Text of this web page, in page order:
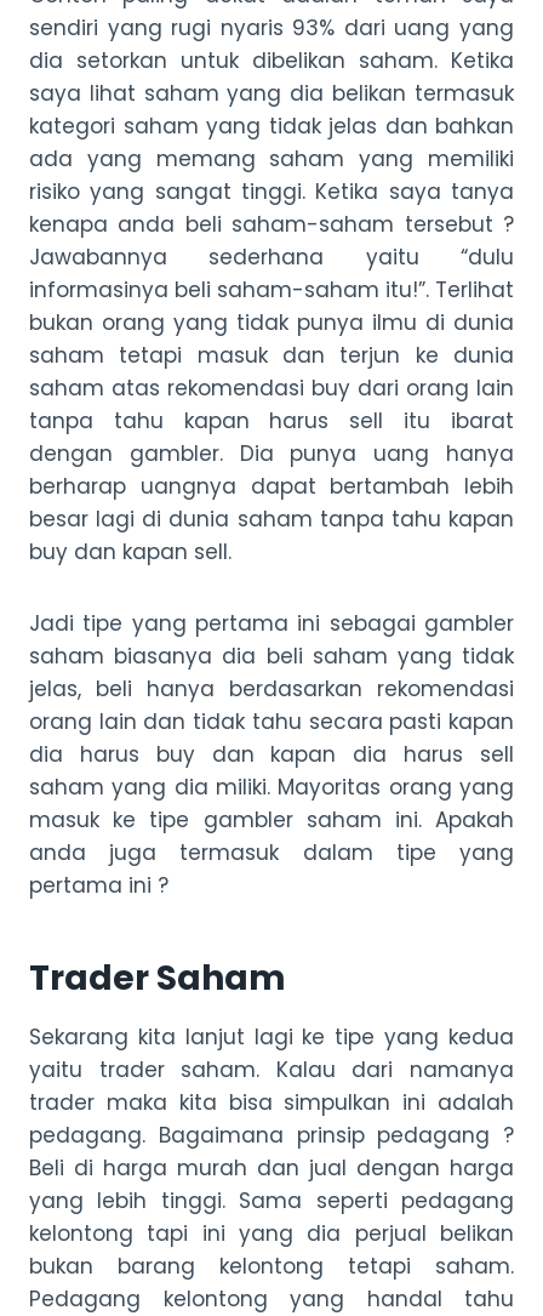
sendiri yang rugi nyaris 93% dari uang yang
dia setorkan untuk dibelikan saham. Ketika
saya lihat saham yang dia belikan termasuk
kategori saham yang tidak jelas dan bahkan
ada yang memang saham yang memiliki
risiko yang sangat tinggi. Ketika saya tanya
kenapa anda beli saham-saham tersebut ?
Jawabannya sederhana yaitu “dulu
informasinya beli saham-saham itu!”. Terlihat
bukan orang yang tidak punya ilmu di dunia
saham tetapi masuk dan terjun ke dunia
saham atas rekomendasi buy dari orang lain
tanpa tahu kapan harus sell itu ibarat
dengan gambler. Dia punya uang hanya
berharap uangnya dapat bertambah lebih
besar lagi di dunia saham tanpa tahu kapan
buy dan kapan sell.
Jadi tipe yang pertama ini sebagai gambler
saham biasanya dia beli saham yang tidak
jelas, beli hanya berdasarkan rekomendasi
orang lain dan tidak tahu secara pasti kapan
dia harus buy dan kapan dia harus sell
saham yang dia miliki. Mayoritas orang yang
masuk ke tipe gambler saham ini. Apakah
anda juga termasuk dalam tipe yang
pertama ini ?
Trader Saham
Sekarang kita lanjut lagi ke tipe yang kedua
yaitu trader saham. Kalau dari namanya
trader maka kita bisa simpulkan ini adalah
pedagang. Bagaimana prinsip pedagang ?
Beli di harga murah dan jual dengan harga
yang lebih tinggi. Sama seperti pedagang
kelontong tapi ini yang dia perjual belikan
bukan barang kelontong tetapi saham.
Pedagang kelontong yang handal tahu